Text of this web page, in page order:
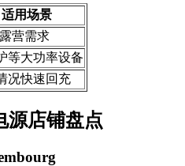
适用场景
营需求
等大功率设备
况快速回充
源店铺盘点